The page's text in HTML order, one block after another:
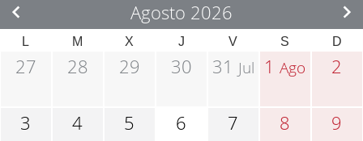
Agosto 2026
L M X J V S D
27 28 29 30 31 Jul 1Ago 2
3 4 5 6 7 8 9